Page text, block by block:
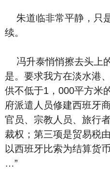
朱道临非常平静，只
续。
冯升泰悄悄擦去头上
是。要求我方在淡水港
供不低于1，000平方米
府派遣人员修建西班牙
官员、宗教人员、旅行
裁权；第三项是贸易税
以西班牙比索为结算货
…”